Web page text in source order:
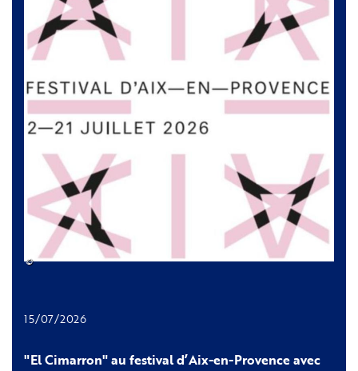
©
15/07/2026
"El Cimarron" au festival d’Aix-en-Provence avec